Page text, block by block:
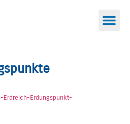
Erdreich-Erdungspunkt-